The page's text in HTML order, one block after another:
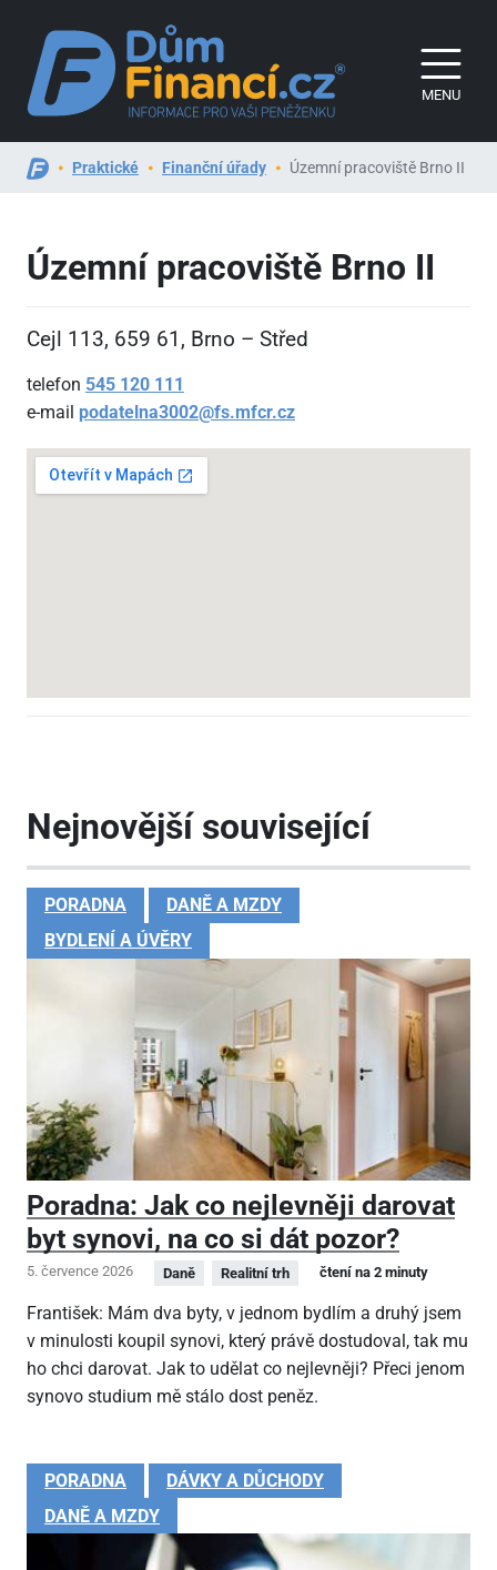
MENU
Praktické Finanční úřady Územní pracoviště Brno II
Územní pracoviště Brno II
Cejl 113, 659 61, Brno – Střed
telefon 545 120 111
e-mail podatelna3002@fs.mfcr.cz
Nejnovější související
PORADNA
DANĚ A MZDY
BYDLENÍ A ÚVĚRY
Poradna: Jak co nejlevněji darovat
byt synovi, na co si dát pozor?
5. července 2026 Daně Realitní trh čtení na 2 minuty
František: Mám dva byty, v jednom bydlím a druhý jsem
v minulosti koupil synovi, který právě dostudoval, tak mu
ho chci darovat. Jak to udělat co nejlevněji? Přeci jenom
synovo studium mě stálo dost peněz.
PORADNA
DÁVKY A DŮCHODY
DANĚ A MZDY